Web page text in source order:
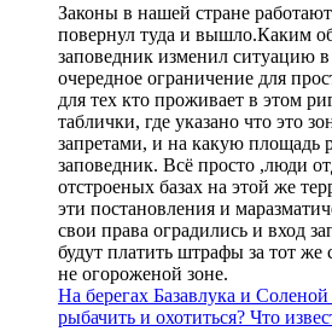
Законы в нашей стране
повернул туда и вышло.Каким
заповедник изменил ситуацию
очередное ограничение для
для тех кто проживает в этом
таблички, где указано что это
запретами, и на какую площадь
заповедник. Всё просто ,люди
отстроеных базах на этой же
эти постановления и
свои права оградились и вход
будут платить штрафы за тот же
не огороженой зоне.
На берегах Базавлука и
рыбачить и охотиться? Что